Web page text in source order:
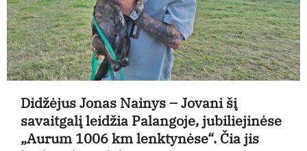
Didžėjus Jonas Nainys – Jovani šį
savaitgalį leidžia Palangoje, jubiliejinėse
„Aurum 1006 km lenktynėse“. Čia jis